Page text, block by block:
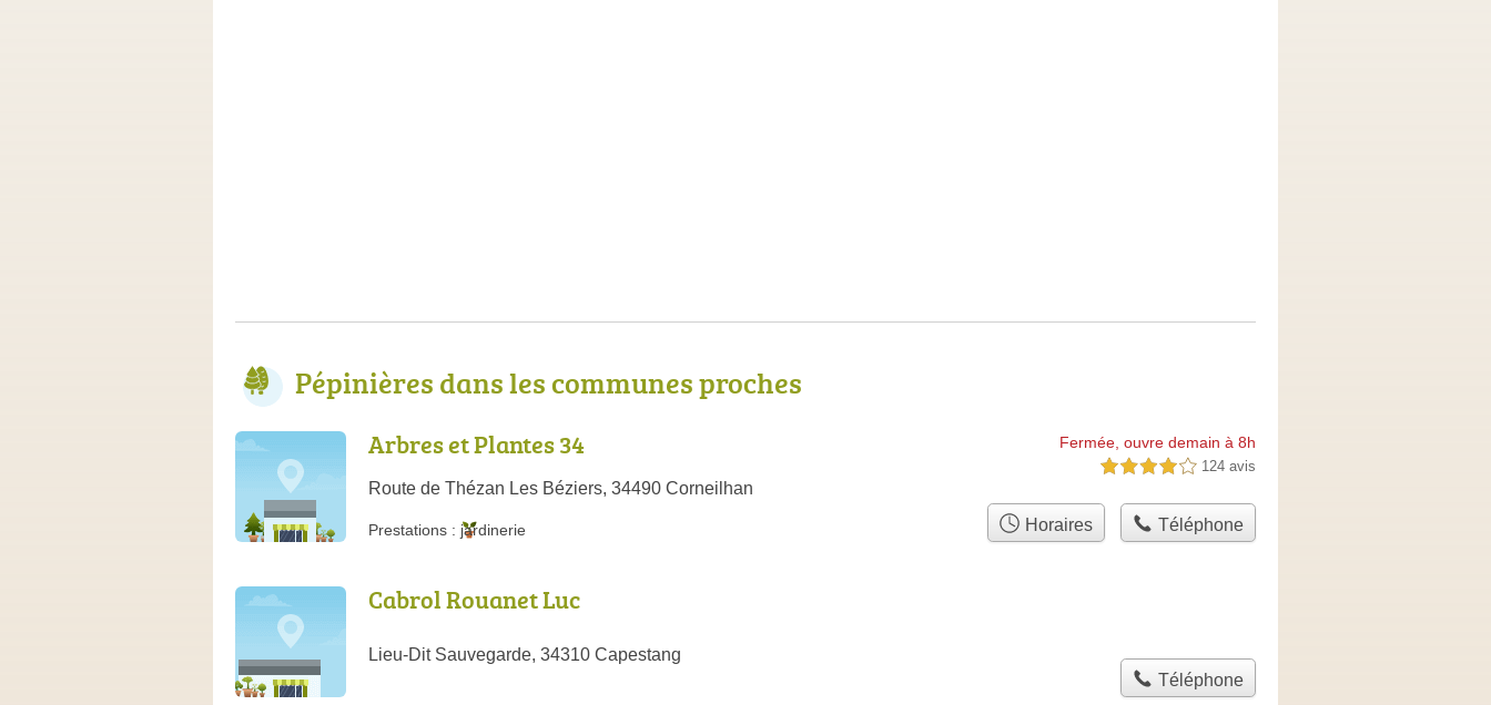
Pépinières dans les communes proches
Arbres et Plantes 34
Route de Thézan Les Béziers, 34490 Corneilhan
Fermée, ouvre demain à 8h
4,0 étoiles sur 5 124 avis
Prestations : jardinerie Horaires Téléphone
Cabrol Rouanet Luc
Lieu-Dit Sauvegarde, 34310 Capestang
Téléphone